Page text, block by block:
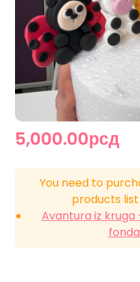
5,000.00рсд
You need to
products
Avantura iz kruga